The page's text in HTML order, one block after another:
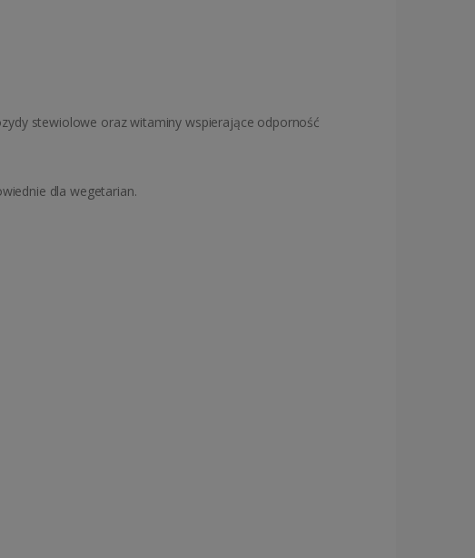
stewiolowe oraz witaminy wspierające odporność
dla wegetarian.